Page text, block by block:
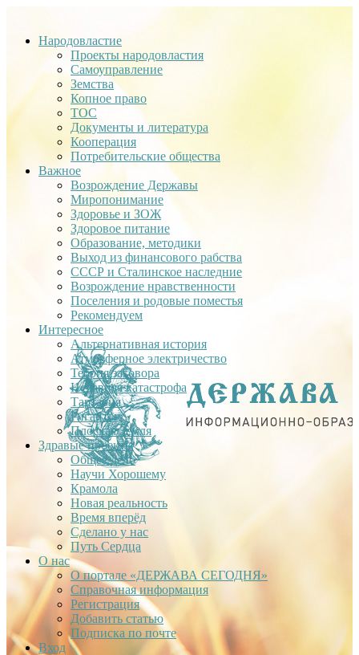
Народовластие
Проекты народовластия
Самоуправление
Земства
Копное право
ТОС
Документы и литература
Кооперация
Потребительские общества
Важное
Возрождение Державы
Миропонимание
Здоровье и ЗОЖ
Здоровое питание
Образование, методики
Выход из финансового рабства
СССР и Сталинское наследние
Возрождение нравственности
Поселения и родовые поместья
Рекомендуем
Интересное
Альтернативная история
Атмосферное электричество
Теория заговора
Недавняя катастрофа
Тартария
Гиганты
Плоская Земля
Здравые проекты
Общее дело
Научи Хорошему
Крамола
Новая реальность
Время вперёд
Сделано у нас
Путь Сердца
О нас
О портале «ДЕРЖАВА СЕГОДНЯ»
Справочная информация
Регистрация
Добавить статью
Подписка по почте
Вход